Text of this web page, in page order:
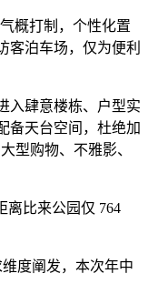
概打制，个性化置
客泊车场，仅为便利
入肆意楼栋、户型实
备天台空间，杜绝加
型购物、不雅影、
比来公园仅 764
度阐发，本次年中